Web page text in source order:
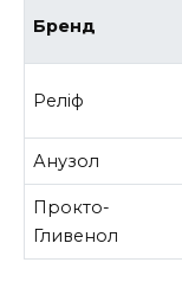
Бренд
Реліф
Анузол
Прокто-
Гливенол